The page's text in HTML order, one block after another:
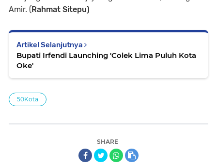
Amir. (Rahmat Sitepu)
Artikel Selanjutnya
Bupati Irfendi Launching 'Colek Lima Puluh Kota
Oke'
50Kota
SHARE